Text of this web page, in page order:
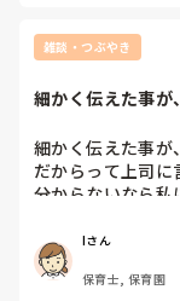
雑談・つぶやき
細かく伝えた事が
細かく伝えた事が
だからって上司に
分からないなら私
Iさん
保育士, 保育園